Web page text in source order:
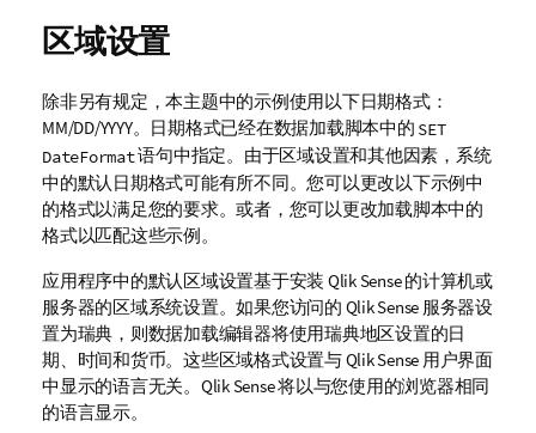
区域设置
除非另有规定，本主题中的示例使用以下日期格式：
MM/DD/YYYY。日期格式已经在数据加载脚本中的 SET
DateFormat语句中指定。由于区域设置和其他因素，系统
中的默认日期格式可能有所不同。您可以更改以下示例中
的格式以满足您的要求。或者，您可以更改加载脚本中的
格式以匹配这些示例。
应用程序中的默认区域设置基于安装 Qlik Sense的计算机或
服务器的区域系统设置。如果您访问的 Qlik Sense 服务器设
置为瑞典，则数据加载编辑器将使用瑞典地区设置的日
期、时间和货币。这些区域格式设置与Qlik Sense 用户界面
中显示的语言无关。 Qlik Sense将以与您使用的浏览器相同
的语言显示。